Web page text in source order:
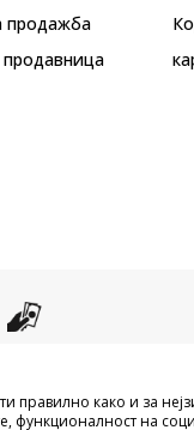
продажба
продавница
страните на
на трети лица,
правилно како и за
функционалност на